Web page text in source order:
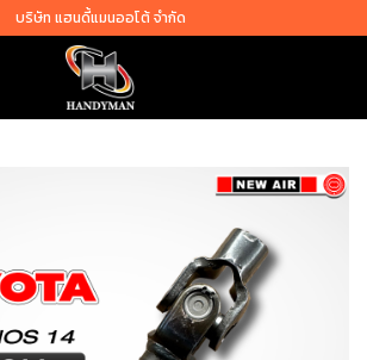
บริษัท แฮนดี้แมนออโต้ จำกัด